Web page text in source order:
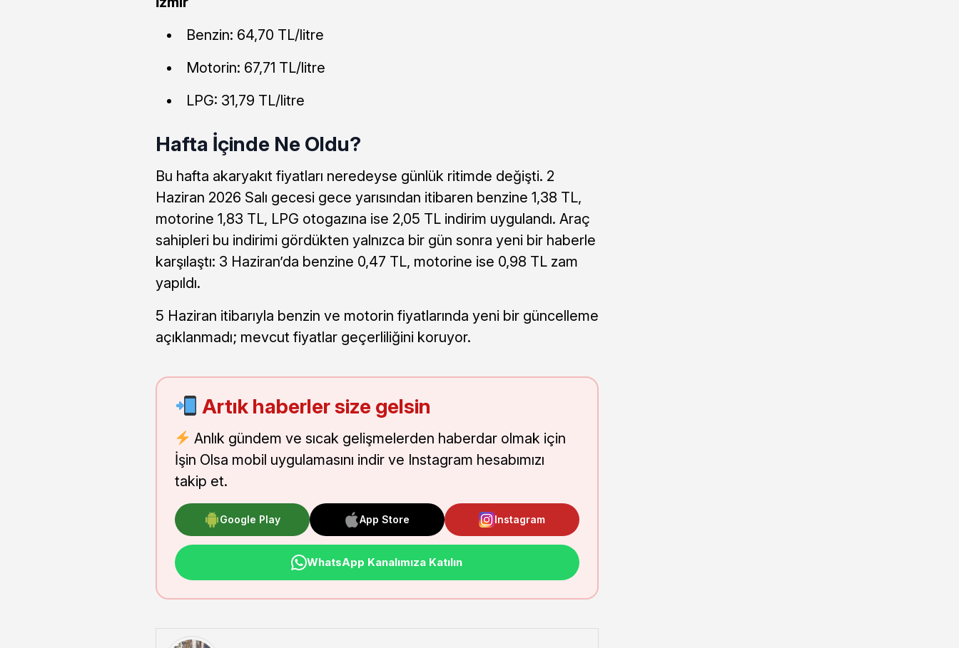
Benzin: 64,70 TL/litre
Motorin: 67,71 TL/litre
LPG: 31,79 TL/litre
Hafta İçinde Ne Oldu?
Bu hafta akaryakıt fiyatları neredeyse günlük ritimde değişti. 2
Haziran 2026 Salı gecesi gece yarısından itibaren benzine 1,38 TL,
motorine 1,83 TL, LPG otogazına ise 2,05 TL indirim uygulandı. Araç
sahipleri bu indirimi gördükten yalnızca bir gün sonra yeni bir haberle
karşılaştı: 3 Haziran’da benzine 0,47 TL, motorine ise 0,98 TL zam
yapıldı.
5 Haziran itibarıyla benzin ve motorin fiyatlarında yeni bir güncelleme
açıklanmadı; mevcut fiyatlar geçerliliğini koruyor.
Artık haberler size gelsin
Anlık gündem ve sıcak gelişmelerden haberdar olmak için
İşin Olsa mobil uygulamasını indir ve Instagram hesabımızı
takip et.
Google Play App Store Instagram
WhatsApp Kanalımıza Katılın